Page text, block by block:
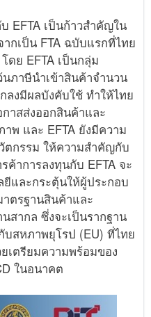
EFTA เป็นก้าวสำคัญใน
ากเป็น FTA ฉบับแรกที่ไทย
ดย EFTA เป็นกลุ่ม
นภาษีนําเข้าสินค้าจำนวน
งมีผลบังคับใช้ ทำให้ไทย
าสส่งออกสินค้าและ
พ และ EFTA ยังมีความ
ตกรรม ให้ความสำคัญกับ
ค้าการลงทุนกับ EFTA จะ
และกระตุ้นให้ผู้ประกอบ
ตรฐานสินค้าและ
สากล ซึ่งจะเป็นรากฐาน
สหภาพยุโรป (EU) ที่ไทย
เตรียมความพร้อมของ
ในอนาคต